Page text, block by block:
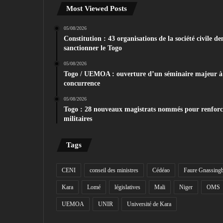
Most Viewed Posts
05/08/2026
Constitution : 43 organisations de la société civile
sanctionner le Togo
05/08/2026
Togo / UEMOA : ouverture d’un séminaire majeur
concurrence
05/08/2026
Togo : 28 nouveaux magistrats nommés pour
militaires
Tags
CENI conseil des ministres Cédéao Faure
Kara Lomé législatives Mali Niger OMS
UEMOA UNIR Université de Kara